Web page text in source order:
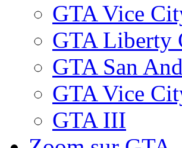
GTA Vice
GTA Liberty
GTA San
GTA Vice
GTA III